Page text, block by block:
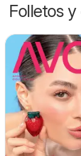
Folletos